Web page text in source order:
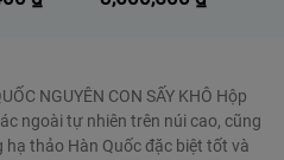
NGUYÊN CON SẤY KHÔ Hộp
ngoài tự nhiên trên núi cao, cũng
thảo Hàn Quốc đặc biệt tốt và